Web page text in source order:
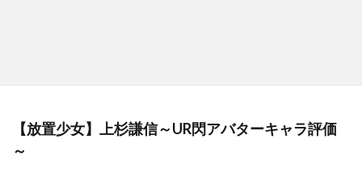
【放置少女】上杉謙信～UR閃アバターキャラ評価
～